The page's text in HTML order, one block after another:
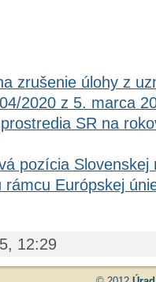
zrušenie úlohy z
2020 z 5. marca
SR na
pozícia Slovenskej
Európskej
12:29